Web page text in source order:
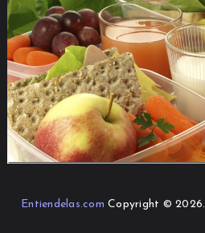
Entiendelas.com Copyright © 2026.